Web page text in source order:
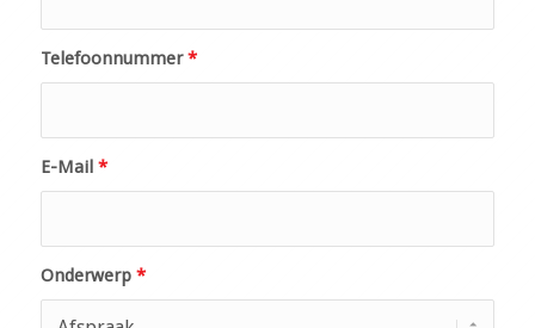
Telefoonnummer*
E-Mail *
Onderwerp *